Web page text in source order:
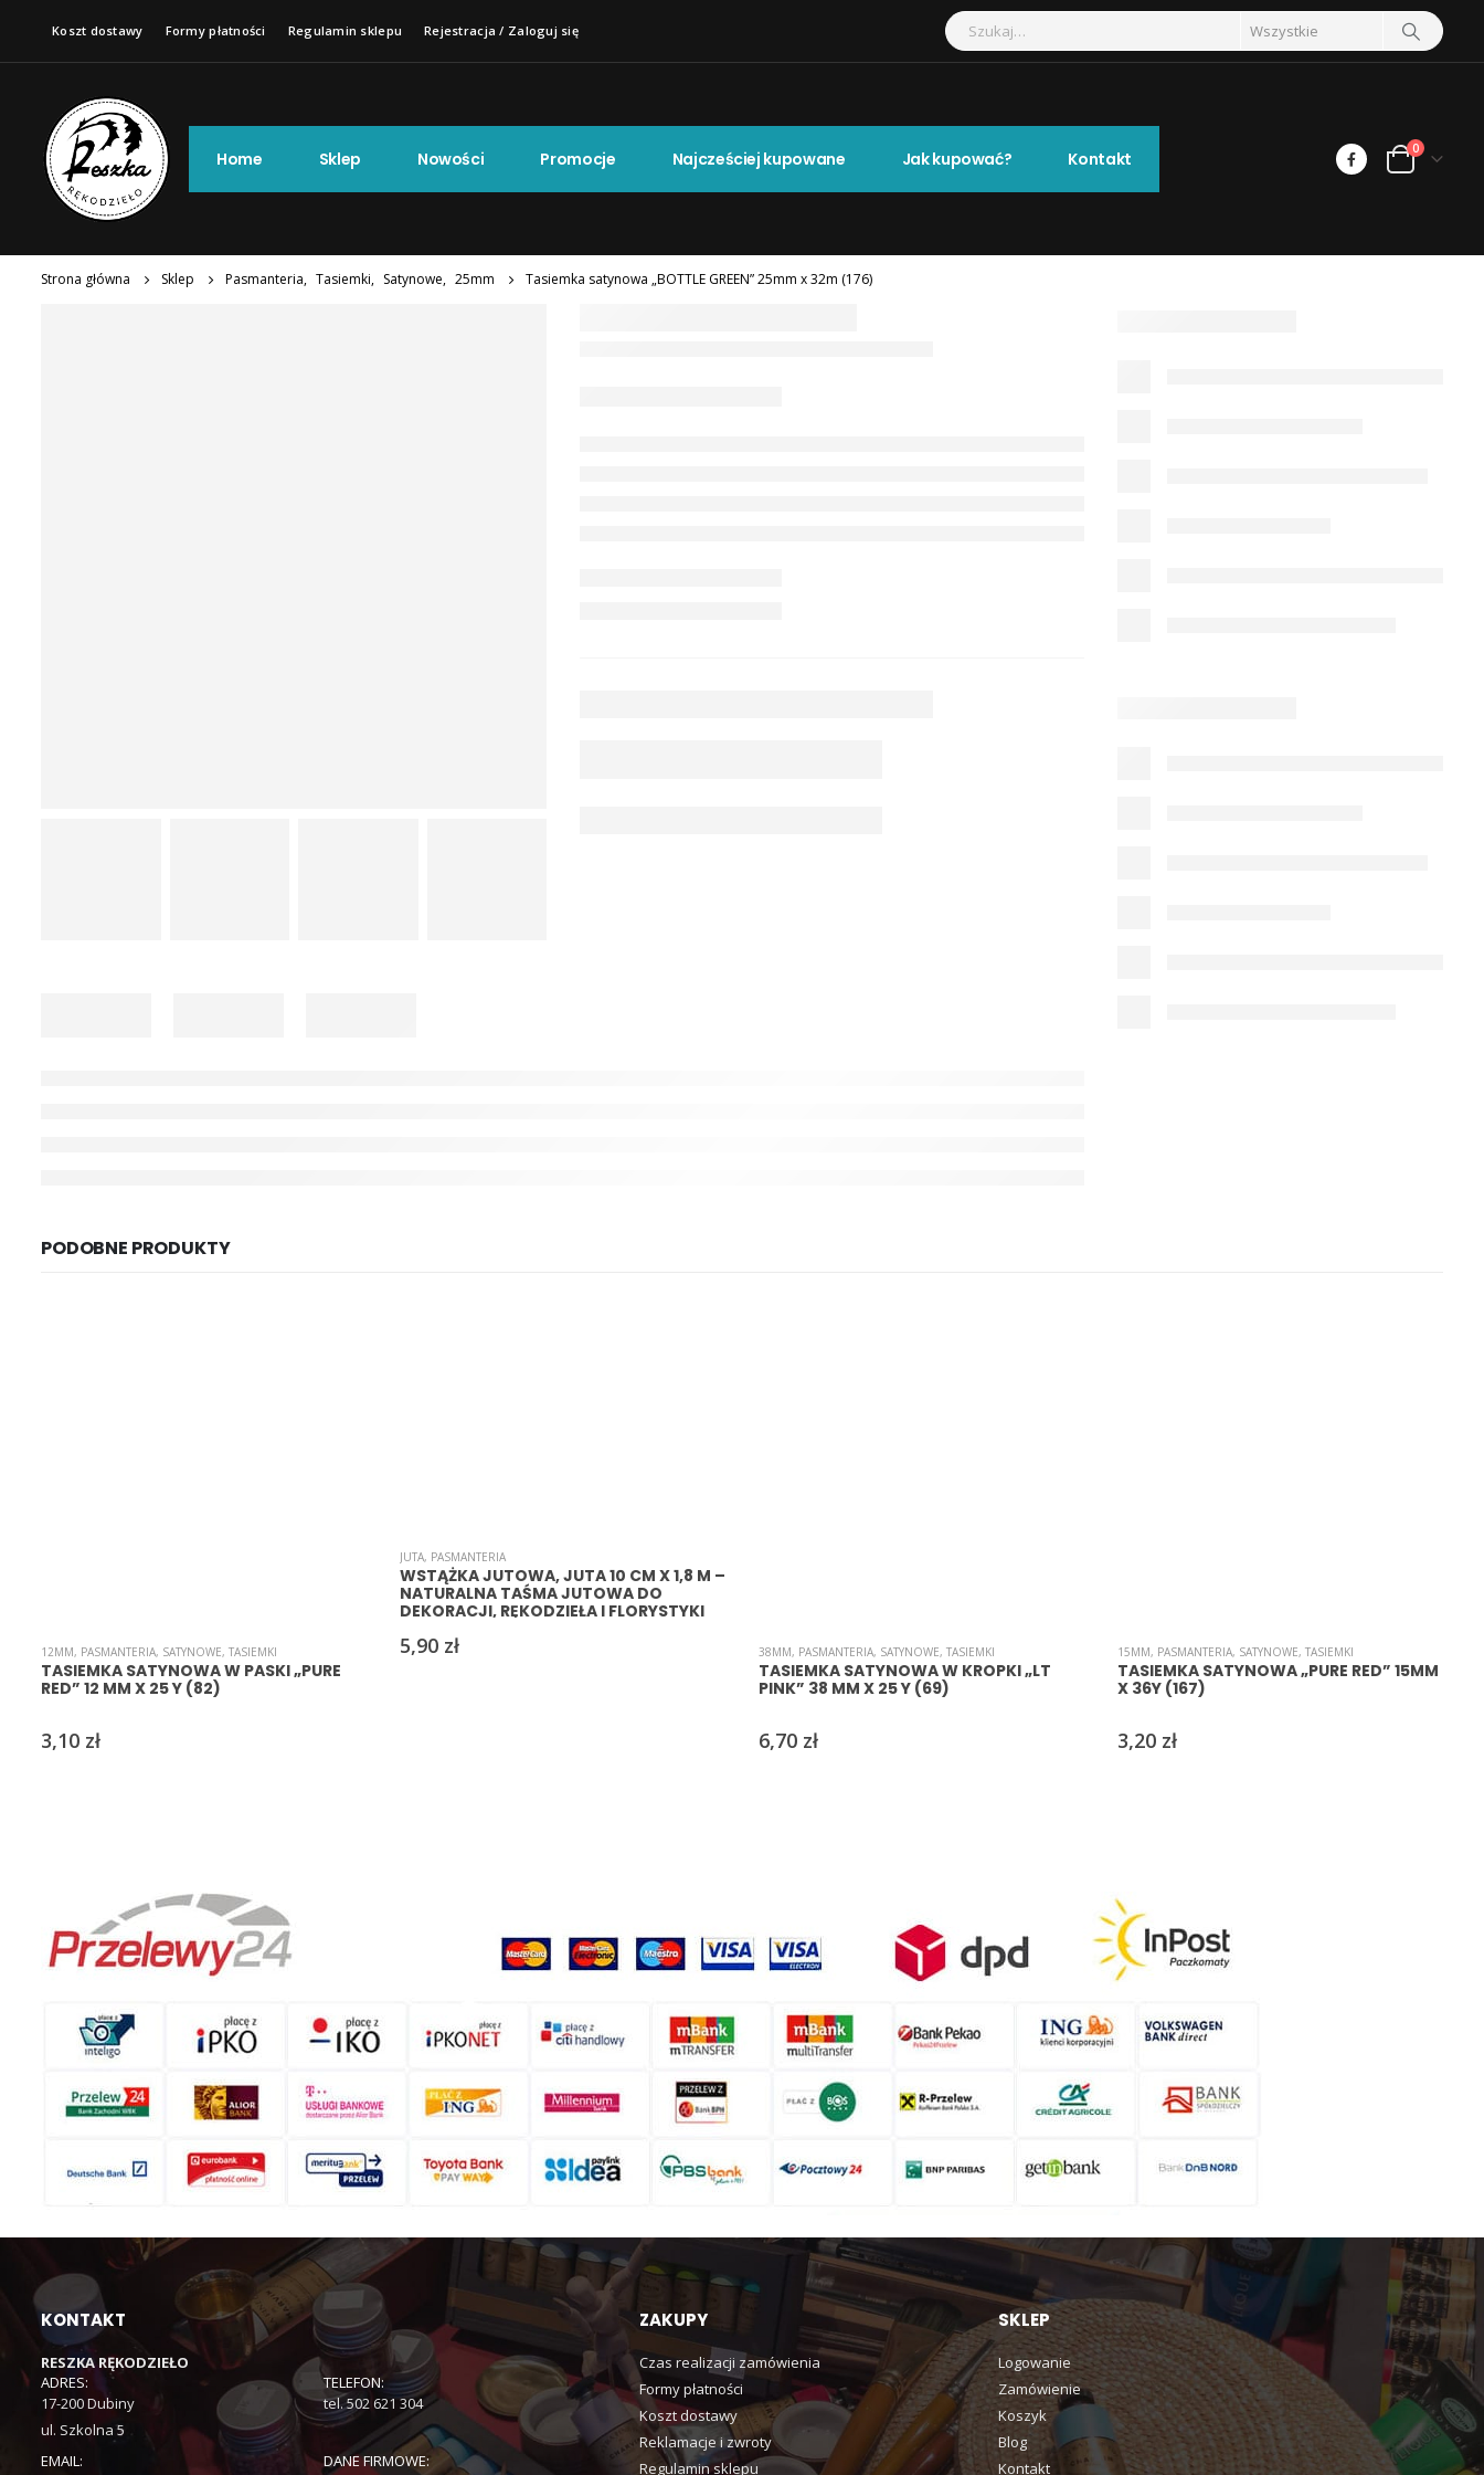
Koszt dostawy Formy płatności Regulamin sklepu Rejestracja / Zaloguj się
Home Sklep Nowości Promocje Najcześciej kupowane Jak kupować? Kontakt 0
Strona główna Sklep Pasmanteria, Tasiemki, Satynowe, 25mm Tasiemka satynowa „BOTTLE GREEN” 25mm x 32m (176)
PODOBNE PRODUKTY
12MM, PASMANTERIA, SATYNOWE, TASIEMKI
TASIEMKA SATYNOWA W PASKI „PURE
RED” 12 MM X 25 Y (82)
3,10 zł
JUTA, PASMANTERIA
WSTĄŻKA JUTOWA, JUTA 10 CM X 1,8 M –
NATURALNA TAŚMA JUTOWA DO
DEKORACJI, RĘKODZIEŁA I FLORYSTYKI
5,90 zł 38MM, PASMANTERIA, SATYNOWE, TASIEMKI
TASIEMKA SATYNOWA W KROPKI „LT
PINK” 38 MM X 25 Y (69)
6,70 zł
15MM, PASMANTERIA, SATYNOWE, TASIEMKI
TASIEMKA SATYNOWA „PURE RED” 15MM
X 36Y (167)
3,20 zł
KONTAKT
RESZKA RĘKODZIEŁO
ADRES:
17-200 Dubiny
ul. Szkolna 5
TELEFON:
tel. 502 621 304
EMAIL:
DANE FIRMOWE:
ZAKUPY
Czas realizacji zamówienia
Formy płatności
Koszt dostawy
Reklamacje i zwroty
Regulamin sklepu
SKLEP
Logowanie
Zamówienie
Koszyk
Blog
Kontakt